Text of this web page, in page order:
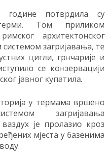
године потврдила су
Том приликом
архитектонског
загријавања, те
цигли, грнчарије и
се конзервацији
јавног купатила.
у термама вршено
загријавања
је пролазио кроз
мјеста у базенима